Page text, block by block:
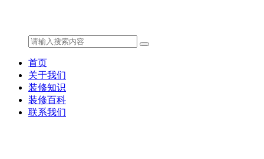
首页
关于我们
装修知识
装修百科
联系我们